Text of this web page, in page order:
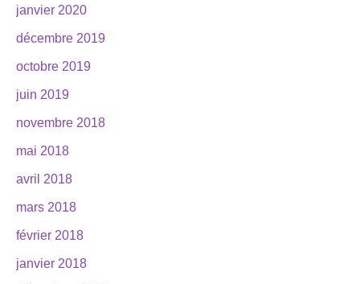
janvier 2020
décembre 2019
octobre 2019
juin 2019
novembre 2018
mai 2018
avril 2018
mars 2018
février 2018
janvier 2018